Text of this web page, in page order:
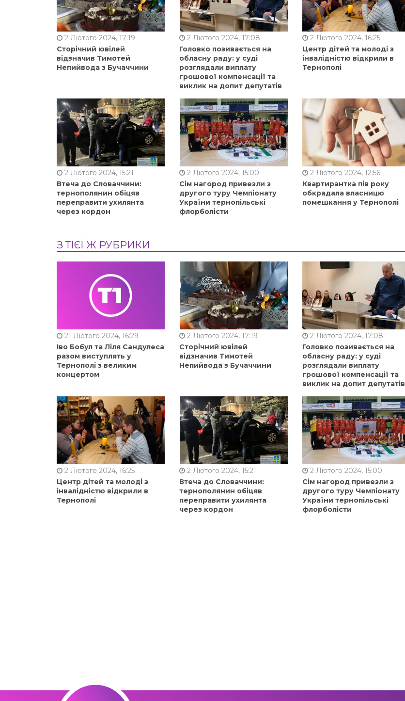
2 Лютого 2024, 17:19
Сторічний ювілей
відзначив Тимотей
Непийвода з Бучаччини
2 Лютого 2024, 17:08
Головко позивається на
обласну раду: у суді
розглядали виплату
грошової компенсації та
виклик на допит депутатів
2 Лютого 2024, 16:25
Центр дітей та молоді з
інвалідністю відкрили в
Тернополі
2 Лютого 2024, 15:21
Втеча до Словаччини:
тернополянин обіцяв
переправити ухилянта
через кордон
2 Лютого 2024, 15:00
Сім нагород привезли з
другого туру Чемпіонату
України тернопільські
флорболісти
2 Лютого 2024, 12:56
Квартирантка пів року
обкрадала власницю
помешкання у Тернополі
З ТІЄЇ Ж РУБРИКИ
21 Лютого 2024, 16:29
Іво Бобул та Ліля Сандулеса
разом виступлять у
Тернополі з великим
концертом
2 Лютого 2024, 17:19
Сторічний ювілей
відзначив Тимотей
Непийвода з Бучаччини
2 Лютого 2024, 17:08
Головко позивається на
обласну раду: у суді
розглядали виплату
грошової компенсації та
виклик на допит депутатів
2 Лютого 2024, 16:25
Центр дітей та молоді з
інвалідністю відкрили в
Тернополі
2 Лютого 2024, 15:21
Втеча до Словаччини:
тернополянин обіцяв
переправити ухилянта
через кордон
2 Лютого 2024, 15:00
Сім нагород привезли з
другого туру Чемпіонату
України тернопільські
флорболісти